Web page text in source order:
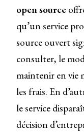
open source
qu’un service
source ouvert
consulter, le
maintenir en vie
les frais. En
le service
décision